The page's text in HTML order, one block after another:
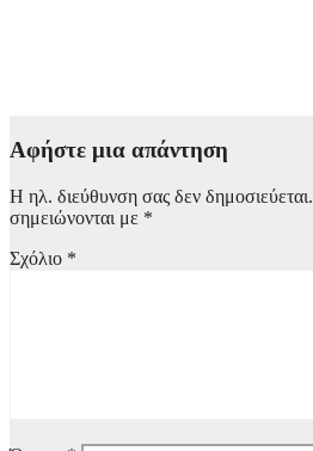
Αφήστε μια απάντηση
Η ηλ. διεύθυνση σας δεν δημοσιεύεται.
σημειώνονται με *
Σχόλιο *